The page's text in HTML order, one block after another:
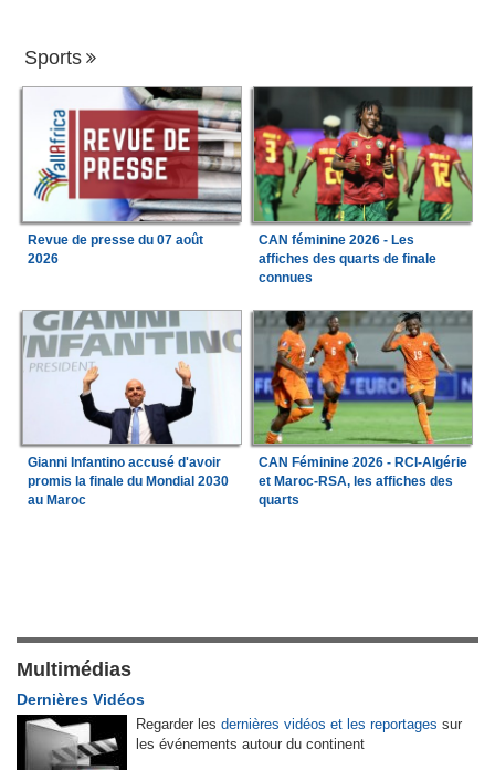
Sports
Revue de presse du 07 août
2026
CAN féminine 2026 - Les
affiches des quarts de finale
connues
Gianni Infantino accusé d'avoir
promis la finale du Mondial 2030
au Maroc
CAN Féminine 2026 - RCI-Algérie
et Maroc-RSA, les affiches des
quarts
Multimédias
Dernières Vidéos
Regarder les dernières vidéos et les reportages sur
les événements autour du continent